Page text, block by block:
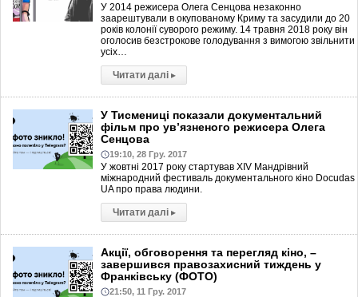
У 2014 режисера Олега Сенцова незаконно
заарештували в окупованому Криму та засудили до 20
років колонії суворого режиму. 14 травня 2018 року він
оголосив безстрокове голодування з вимогою звільнити
усіх…
Читати далі ▸
У Тисмениці показали документальний
фільм про ув’язненого режисера Олега
Сенцова
19:10, 28 Гру. 2017
У жовтні 2017 року стартував ХІV Мандрівний
міжнародний фестиваль документального кіно Docudas
UA про права людини.
Читати далі ▸
Акції, обговорення та перегляд кіно, –
завершився правозахисний тиждень у
Франківську (ФОТО)
21:50, 11 Гру. 2017